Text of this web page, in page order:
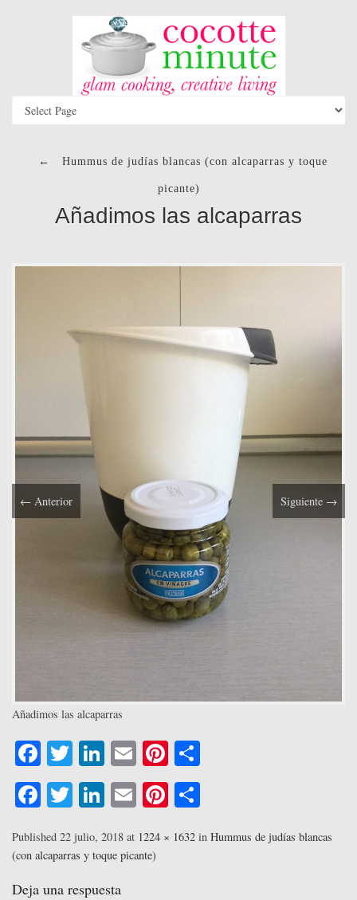
← Hummus de judías blancas (con alcaparras y toque
picante)
Añadimos las alcaparras
← Anterior Siguiente →
Añadimos las alcaparras
Fa
ce
bo
ok
T
wi
tte
r
Li
nk
ed
In
E
m
ail
Pi
nt
er
es pa
Fa
bo
ok
T
tte
r
Li
ed
In
E
ail
Pi
er m
Published 22 julio, 2018 at 1224 × 1632 in Hummus de judías blancas
(con alcaparras y toque picante)
Deja una respuesta